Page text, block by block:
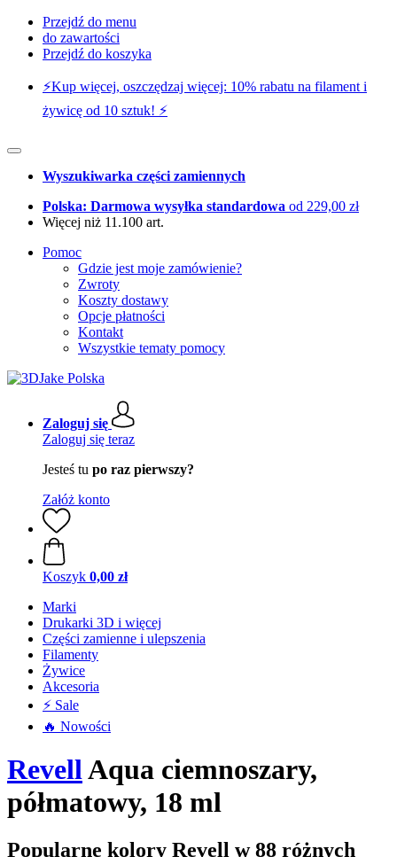
Przejdź do menu
do zawartości
Przejdź do koszyka
⚡️Kup więcej, oszczędzaj więcej: 10% rabatu na filament i
żywicę od 10 sztuk! ⚡️
Wyszukiwarka części zamiennych
Polska: Darmowa wysyłka standardowa od 229,00 zł
Więcej niż 11.100 art.
Pomoc
Gdzie jest moje zamówienie?
Zwroty
Koszty dostawy
Opcje płatności
Kontakt
Wszystkie tematy pomocy
Zaloguj się
Zaloguj się teraz
Jesteś tu po raz pierwszy?
Załóż konto
Koszyk 0,00 zł
Marki
Drukarki 3D i więcej
Części zamienne i ulepszenia
Filamenty
Żywice
Akcesoria
⚡ Sale
🔥 Nowości
RevellAqua ciemnoszary,
półmatowy, 18 ml
Popularne kolory Revell w 88 różnych